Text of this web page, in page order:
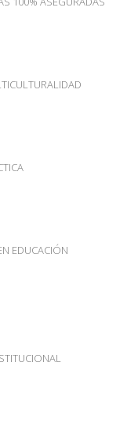
EDUCACIÓN